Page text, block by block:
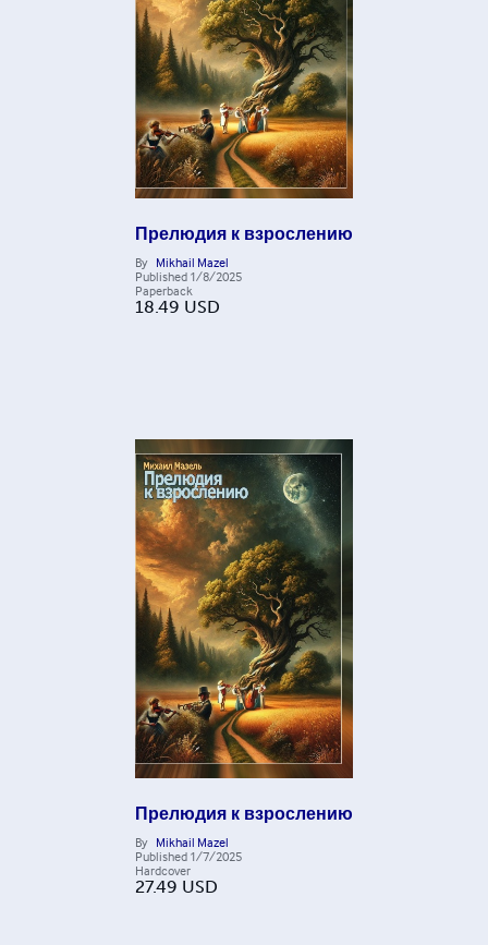
Прелюдия к взрослению
By Mikhail Mazel
Published 1/8/2025
Paperback
18.49 USD
Прелюдия к взрослению
By Mikhail Mazel
Published 1/7/2025
Hardcover
27.49 USD